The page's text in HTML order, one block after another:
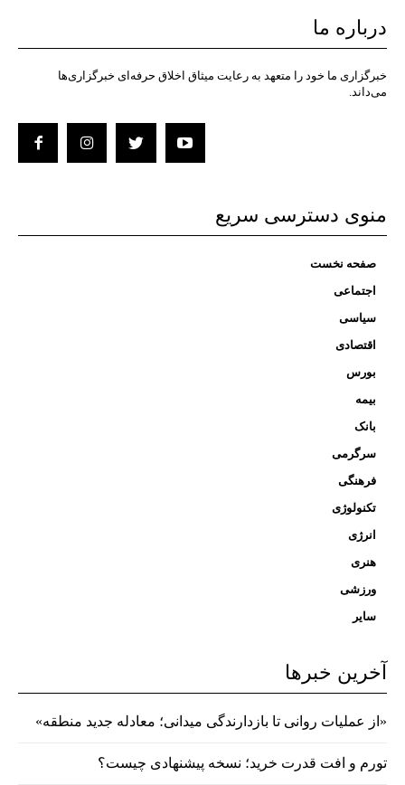
درباره ما
خبرگزاری ما خود را متعهد به رعایت میثاق اخلاق حرفه‌ای خبرگزاری‌ها
می‌داند.
منوی دسترسی سریع
صفحه نخست
اجتماعی
سیاسی
اقتصادی
بورس
بیمه
بانک
سرگرمی
فرهنگی
تکنولوژی
انرژی
هنری
ورزشی
سایر
آخرین خبرها
«از عملیات روانی تا بازدارندگی میدانی؛ معادله جدید منطقه»
تورم و افت قدرت خرید؛ نسخه پیشنهادی چیست؟